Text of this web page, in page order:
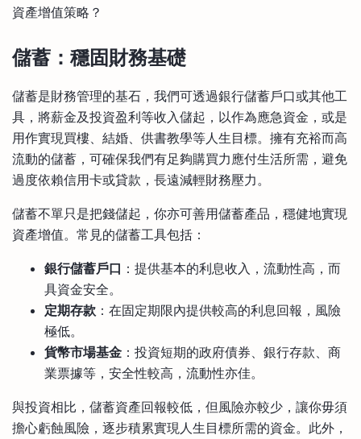
資產增值策略？
儲蓄：穩固財務基礎
儲蓄是財務管理的基石，我們可透過銀行儲蓄戶口或其他工
具，將薪金及投資盈利等收入儲起，以作為應急資金，或是
用作實現買樓、結婚、供書教學等人生目標。擁有充裕而高
流動的儲蓄，可確保我們有足夠購買力應付生活所需，避免
過度依賴信用卡或貸款，長遠減輕財務壓力。
儲蓄不單只是把錢儲起，你亦可善用儲蓄產品，穩健地實現
資產增值。常見的儲蓄工具包括：
銀行儲蓄戶口 ：提供基本的利息收入，流動性高，而
具資金安全。
定期存款 ：在固定期限內提供較高的利息回報，風險
極低。
貨幣市場基金 ：投資短期的政府債券、銀行存款、商
業票據等，安全性較高，流動性亦佳。
與投資相比，儲蓄資產回報較低，但風險亦較少，讓你毋須
擔心虧蝕風險，逐步積累實現人生目標所需的資金。此外，